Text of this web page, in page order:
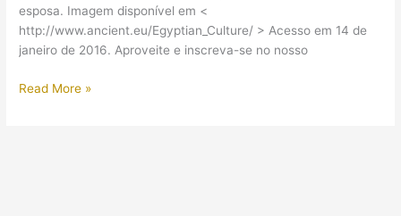
esposa. Imagem disponível em <
http://www.ancient.eu/Egyptian_Culture/ > Acesso em 14 de
janeiro de 2016. Aproveite e inscreva-se no nosso
(Vídeo)
Read More »